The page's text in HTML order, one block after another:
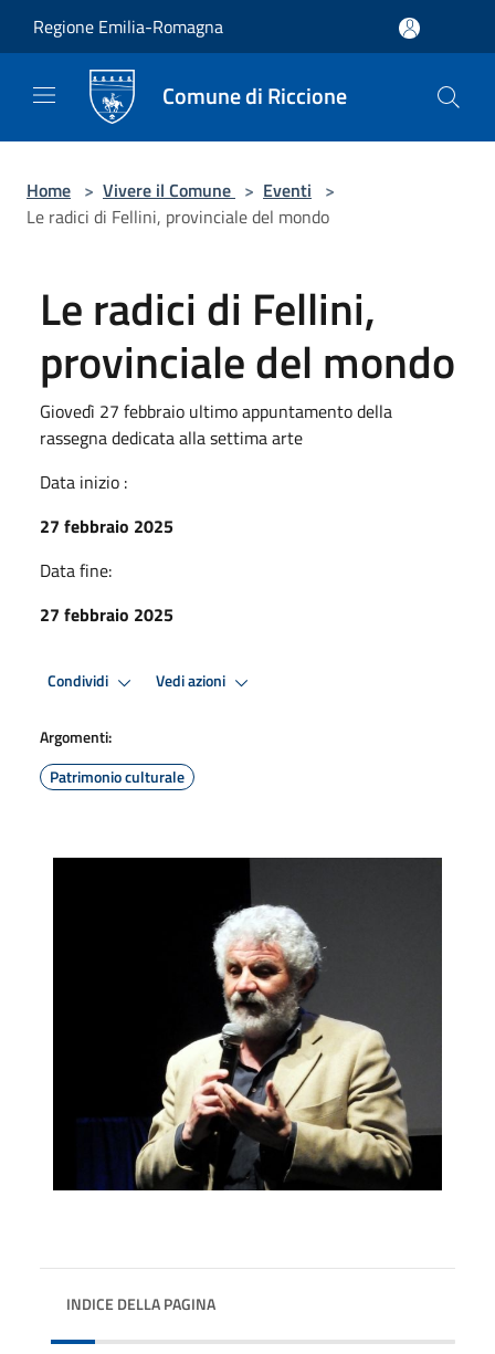
Regione Emilia-Romagna
Comune di Riccione
Home > Vivere il Comune > Eventi >
Le radici di Fellini, provinciale del mondo
Le radici di Fellini,
provinciale del mondo
Giovedì 27 febbraio ultimo appuntamento della
rassegna dedicata alla settima arte
Data inizio :
27 febbraio 2025
Data fine:
27 febbraio 2025
Condividi Vedi azioni
Argomenti:
Patrimonio culturale
INDICE DELLA PAGINA